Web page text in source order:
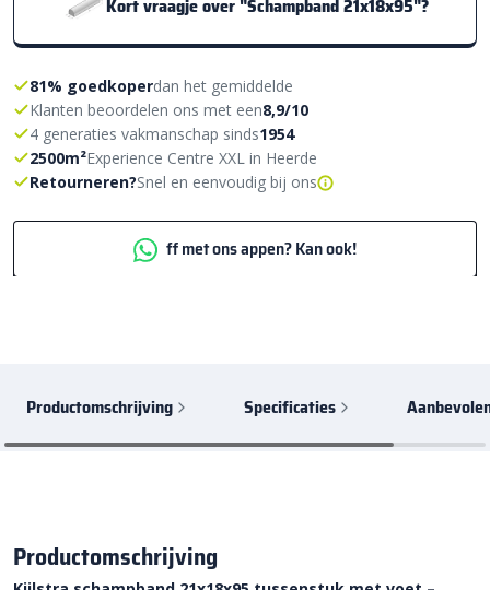
Kort vraagje over "Schampband 21x18x95"?
81% goedkoperdan het gemiddelde
Klanten beoordelen ons met een8,9/10
4 generaties vakmanschap sinds1954
2500m²Experience Centre XXL in Heerde
Retourneren?Snel en eenvoudig bij ons
ff met ons appen? Kan ook!
Productomschrijving Specificaties
Productomschrijving